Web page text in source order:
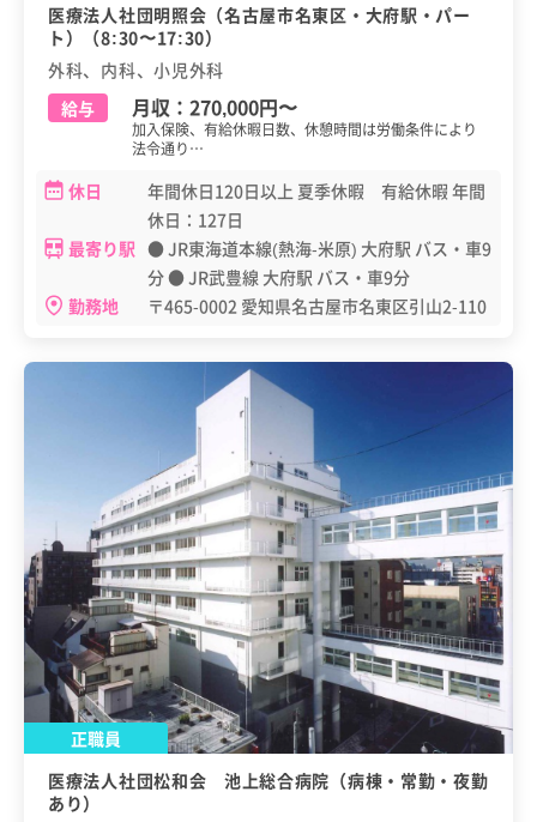
医療法人社団明照会（名古屋市名東区・大府駅・パー
ト）（8:30〜17:30）
外科、内科、小児外科
給与
月収： 270,000円〜
加入保険、有給休暇日数、休憩時間は労働条件により
法令通り…
休日
年間休日120日以上 夏季休暇 有給休暇 年間
休日：127日
最寄り駅 ● JR東海道本線(熱海-米原) 大府駅 バス・車9
分 ● JR武豊線 大府駅 バス・車9分
勤務地
〒465-0002 愛知県名古屋市名東区引山2-110
正職員
医療法人社団松和会 池上総合病院（病棟・常勤・夜勤
あり）